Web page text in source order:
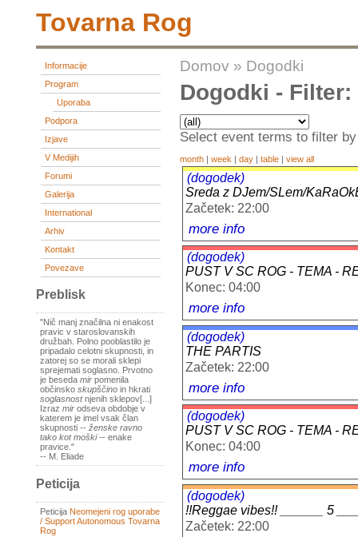
Tovarna Rog
Informacije
Program
Uporaba
Podpora
Izjave
V Medijih
Forumi
Galerija
International
Arhiv
Kontakt
Povezave
Preblisk
"Nič manj značilna ni enakost
pravic v staroslovanskih
družbah. Polno pooblastilo je
pripadalo celotni skupnosti, in
zatorej so se morali sklepi
sprejemati soglasno. Prvotno
je beseda mir pomenila
občinsko skupščino in hkrati
soglasnostnjenih sklepov[...]
Izraz mir odseva obdobje v
katerem je imel vsak član
skupnosti -- ženske ravno
tako kot moški-- enake
pravice."
-- M. Eliade
Peticija
Peticija Neomejeni rog uporabe
/ Support Autonomous Tovarna
Rog
Domov » Dogodki
Dogodki - Filter:
Select event terms to filter by
month | week | day | table | view all
(dogodek)
Sreda z DJem/SLem/
Začetek: 22:00
more info
(dogodek)
PUST V SC ROG - TEMA -
Konec: 04:00
more info
(dogodek)
THE PARTIS
Začetek: 22:00
more info
(dogodek)
PUST V SC ROG - TEMA -
Konec: 04:00
more info
(dogodek)
!!Reggae vibes!! ______ 5
Začetek: 22:00